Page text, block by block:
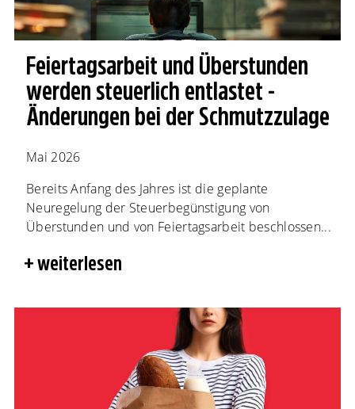
Feiertagsarbeit und Überstunden
werden steuerlich entlastet -
Änderungen bei der Schmutzzulage
Mai 2026
Bereits Anfang des Jahres ist die geplante
Neuregelung der Steuerbegünstigung von
Überstunden und von Feiertagsarbeit beschlossen...
weiterlesen